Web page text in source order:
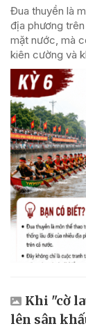
Đua thuyền là
địa phương
mặt nước, mà
kiên cường và
Khi "cờ
lên sân